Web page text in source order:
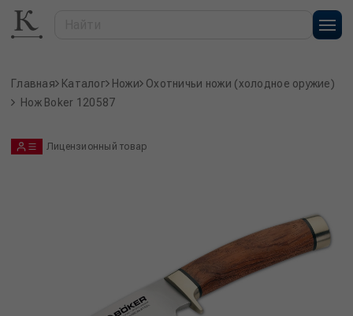
Главная Каталог Ножи Охотничьи ножи (холодное оружие)
Нож Boker 120587
Лицензионный товар